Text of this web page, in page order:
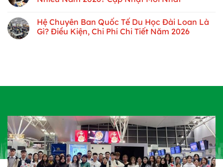
Hệ Chuyên Ban Quốc Tế Du Học Đài Loan Là
Gì? Điều Kiện, Chi Phí Chi Tiết Năm 2026